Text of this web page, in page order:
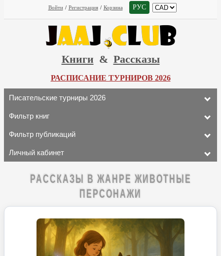
Войти / Регистрация / Корзина РУС
Книги & Рассказы
РАСПИСАНИЕ ТУРНИРОВ 2026
Писательские турниры 2026
Фильтр книг
Фильтр публикаций
Личный кабинет
РАССКАЗЫ В ЖАНРЕ ЖИВОТНЫЕ
ПЕРСОНАЖИ